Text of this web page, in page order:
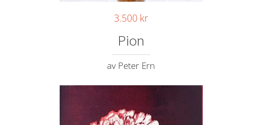
3.500 kr
Pion
av Peter Ern